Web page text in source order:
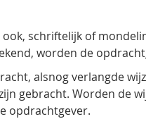
schriftelijk of
worden de
alsnog verlangde
gebracht. Worden de
opdrachtgever.